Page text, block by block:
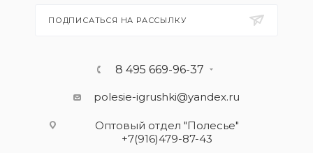
ПОДПИСАТЬСЯ НА РАССЫЛКУ
8 495 669-96-37
polesie-igrushki@yandex.ru
Оптовый отдел "Полесье"
+7(916)479-87-43